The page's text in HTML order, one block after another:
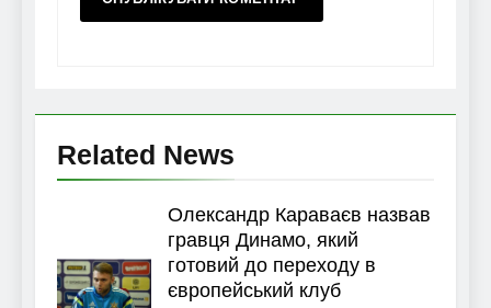
Related News
Олександр Караваєв назвав
гравця Динамо, який
готовий до переходу в
європейський клуб